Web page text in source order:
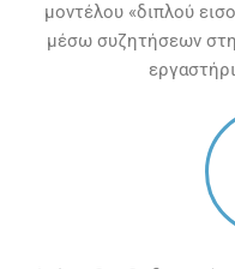
μοντέλου «διπλού
μέσω συζητήσεων